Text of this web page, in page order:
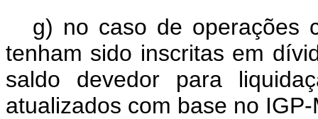
g) no caso de operações
tenham sido inscritas em
saldo devedor para
atualizados com base no IGP-